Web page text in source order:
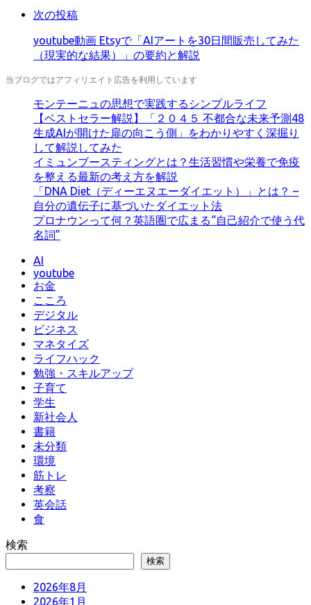
次の投稿
youtube動画 Etsyで「AIアートを30日間販売してみた
（現実的な結果）」の要約と解説
当ブログではアフィリエイト広告を利用しています
モンテーニュの思想で実践するシンプルライフ
【ベストセラー解説】「２０４５ 不都合な未来予測48
生成AIが開けた扉の向こう側」をわかりやすく深掘り
して解説してみた
イミュンブースティングとは？生活習慣や栄養で免疫
を整える最新の考え方を解説
「DNA Diet（ディーエヌエーダイエット）」とは？ –
自分の遺伝子に基づいたダイエット法
プロナウンって何？英語圏で広まる“自己紹介で使う代
名詞”
AI
youtube
お金
こころ
デジタル
ビジネス
マネタイズ
ライフハック
勉強・スキルアップ
子育て
学生
新社会人
書籍
未分類
環境
筋トレ
考察
英会話
食
検索
検索
2026年8月
2026年1月